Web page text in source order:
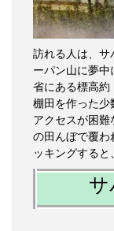
訪れる人は、サ
ーパン山に夢中
省にある標高約
棚田を作った少
アクセスが困難
の田んぼで覆わ
ッキングすると
サ